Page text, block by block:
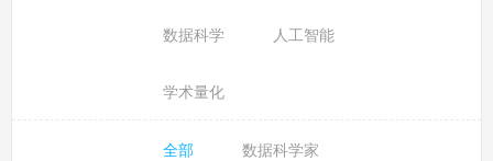
数据科学 人工智能
学术量化
全部 数据科学家